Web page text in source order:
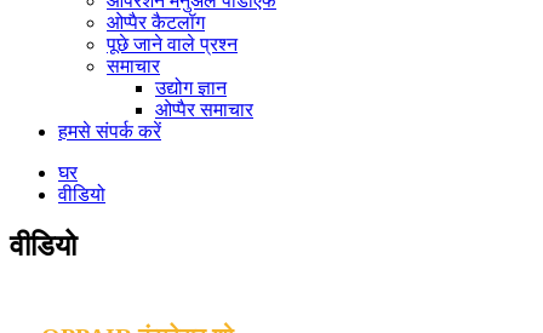
ओप्पैर कैटलॉग
पूछे जाने वाले प्रश्न
समाचार
उद्योग ज्ञान
ओप्पैर समाचार
हमसे संपर्क करें
घर
वीडियो
वीडियो